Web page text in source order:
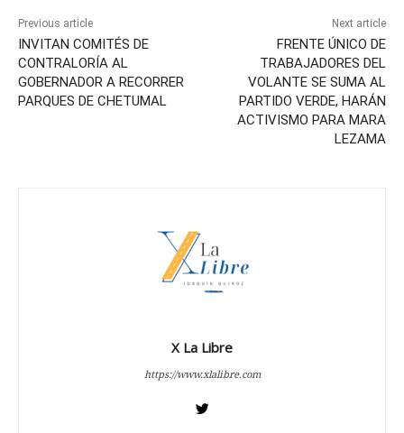
Previous article
INVITAN COMITÉS DE
CONTRALORÍA AL
GOBERNADOR A RECORRER
PARQUES DE CHETUMAL
Next article
FRENTE ÚNICO DE
TRABAJADORES DEL
VOLANTE SE SUMA AL
PARTIDO VERDE, HARÁN
ACTIVISMO PARA MARA
LEZAMA
X La Libre
https://www.xlalibre.com